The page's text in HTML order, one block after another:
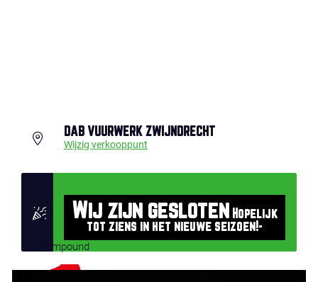
DAB VUURWERK ZWIJNDRECHT
Wijzig verkooppunt
Wij zijn gesloten Hopelijk
tot ziens in het nieuwe seizoen!-
Compound